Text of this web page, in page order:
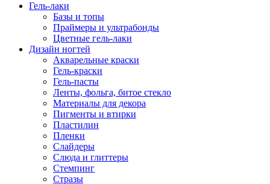
Гель-лаки
Базы и топы
Праймеры и ультрабонды
Цветные гель-лаки
Дизайн ногтей
Акварельные краски
Гель-краски
Гель-пасты
Ленты, фольга, битое стекло
Материалы для декора
Пигменты и втирки
Пластилин
Пленки
Слайдеры
Слюда и глиттеры
Стемпинг
Стразы